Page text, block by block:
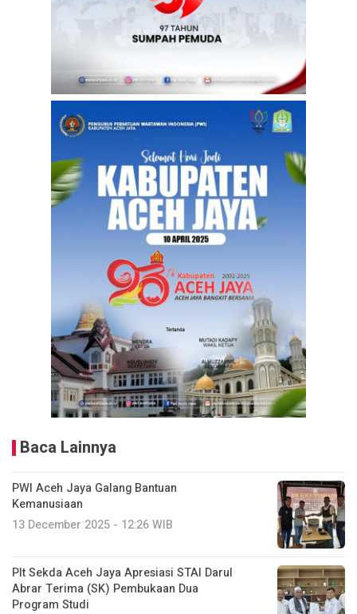
Baca Lainnya
PWI Aceh Jaya Galang Bantuan
Kemanusiaan
13 December 2025 - 12:26 WIB
Plt Sekda Aceh Jaya Apresiasi STAI Darul
Abrar Terima (SK) Pembukaan Dua
Program Studi